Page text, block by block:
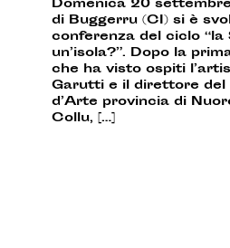
Domenica 20
di Buggerru (CI) si è
conferenza del ciclo “la
un’isola?”. Dopo la
che ha visto ospiti
Garutti e il direttore del
d’Arte provincia di
Collu, […]